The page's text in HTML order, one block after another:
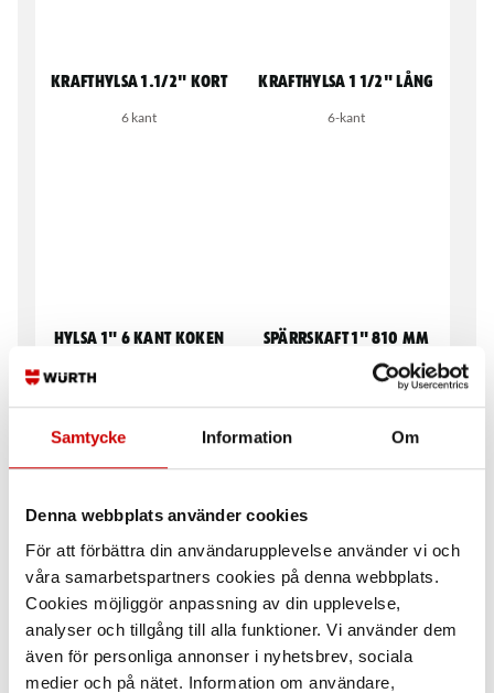
Samtycke Information Om
Denna webbplats använder cookies
För att förbättra din användarupplevelse använder vi och
våra samarbetspartners cookies på denna webbplats.
Cookies möjliggör anpassning av din upplevelse,
analyser och tillgång till alla funktioner. Vi använder dem
även för personliga annonser i nyhetsbrev, sociala
medier och på nätet. Information om användare,
Krafthylsa 1.1/2" Kort
6 kant
Krafthylsa 1 1/2" lång
6-kant
Hylsa 1" 6 kant Koken
Spärrskaft 1" 810 mm
32 tandat spärrskaftshuvud
Hylssats 1" 21 delar
6-kant
Krafthylsa 1" 95 mm
6-kants hylsa kraft metrisk, längd
95 mm